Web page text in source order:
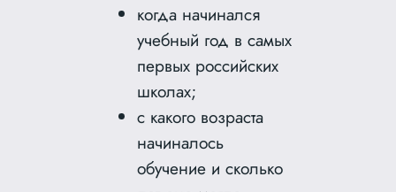
когда начинался
учебный год в самых
первых российских
школах;
с какого возраста
начиналось
обучение и сколько